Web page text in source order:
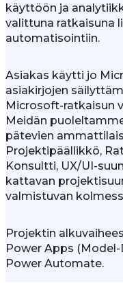
käyttöön ja
valittuna ratkaisuna
automatisointiin.
Asiakas käytti jo
asiakirjojen
Microsoft-ratkaisun
Meidän
pätevien
Projektipäällikkö,
Konsultti, UX/UI-
kattavan
valmistuvan
Projektin
Power Apps (Model-
Power Automate.